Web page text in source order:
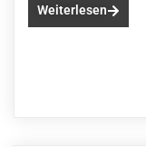
Weiterlesen